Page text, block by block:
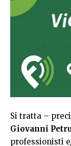
Si tratta –
Giovanni
professionisti